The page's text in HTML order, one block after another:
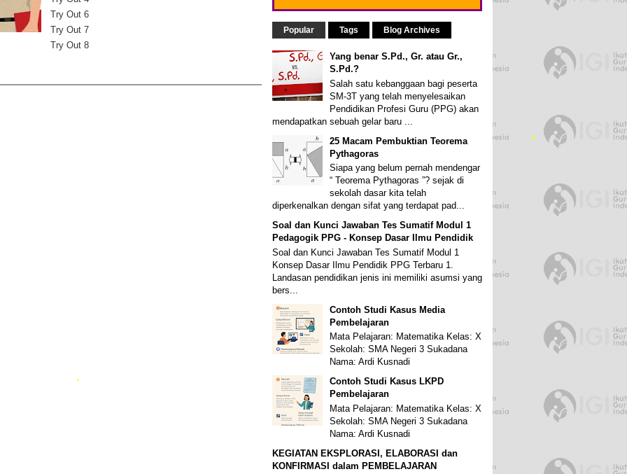
Try Out 6
Try Out 7
Try Out 8
Popular Tags Blog Archives
Yang benar S.Pd., Gr. atau Gr.,
S.Pd.?
Salah satu kebanggaan bagi peserta
SM-3T yang telah menyelesaikan
Pendidikan Profesi Guru (PPG) akan
mendapatkan sebuah gelar baru ...
25 Macam Pembuktian Teorema
Pythagoras
Siapa yang belum pernah mendengar
“ Teorema Pythagoras ”? sejak di
sekolah dasar kita telah
diperkenalkan dengan sifat yang terdapat pad...
Soal dan Kunci Jawaban Tes Sumatif Modul 1
Pedagogik PPG - Konsep Dasar Ilmu Pendidik
Soal dan Kunci Jawaban Tes Sumatif Modul 1
Konsep Dasar Ilmu Pendidik PPG Terbaru 1.
Landasan pendidikan jenis ini memiliki asumsi yang
bers...
Contoh Studi Kasus Media
Pembelajaran
Mata Pelajaran: Matematika Kelas: X
Sekolah: SMA Negeri 3 Sukadana
Nama: Ardi Kusnadi
Contoh Studi Kasus LKPD
Pembelajaran
Mata Pelajaran: Matematika Kelas: X
Sekolah: SMA Negeri 3 Sukadana
Nama: Ardi Kusnadi
KEGIATAN EKSPLORASI, ELABORASI dan
KONFIRMASI dalam PEMBELAJARAN
•